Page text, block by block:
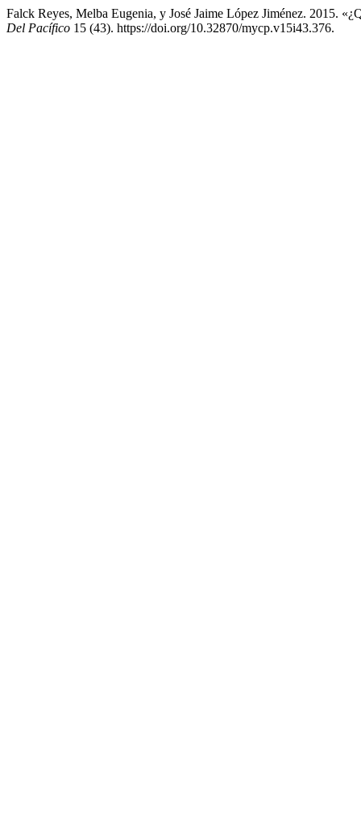
Falck Reyes, Melba Eugenia, y José Jaime López Jiménez. 2015.
Del Pacífico 15 (43). https://doi.org/10.32870/mycp.v15i43.376.